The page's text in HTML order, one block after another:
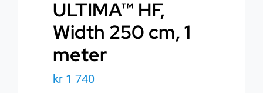
ULTIMA™ HF,
Width 250 cm, 1
meter
kr 1 740